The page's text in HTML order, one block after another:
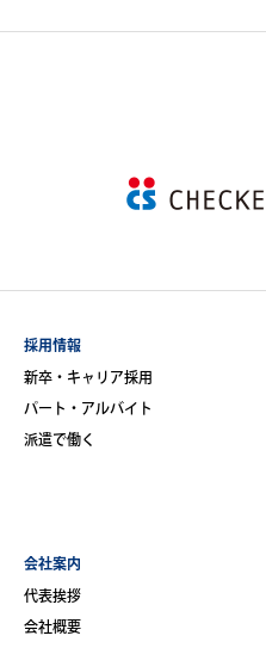
採用情報
新卒・キャリア採用
パート・アルバイト
派遣で働く
会社案内
代表挨拶
会社概要